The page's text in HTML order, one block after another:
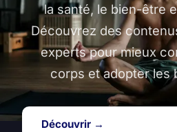
la santé, le bien-être
Découvrez des
experts pour mieux
corps et adopter les
Découvrir →